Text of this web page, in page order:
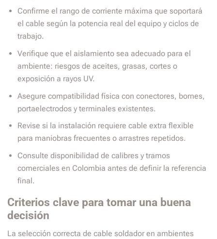
Confirme el rango de corriente máxima que soportará
el cable según la potencia real del equipo y ciclos de
trabajo.
Verifique que el aislamiento sea adecuado para el
ambiente: riesgos de aceites, grasas, cortes o
exposición a rayos UV.
Asegure compatibilidad física con conectores, bornes,
portaelectrodos y terminales existentes.
Revise si la instalación requiere cable extra flexible
para maniobras frecuentes o arrastres repetidos.
Consulte disponibilidad de calibres y tramos
comerciales en Colombia antes de definir la referencia
final.
Criterios clave para tomar una buena
decisión
La selección correcta de cable soldador en ambientes